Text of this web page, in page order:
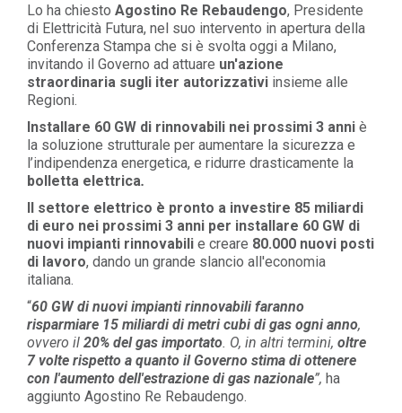
Lo ha chiesto Agostino Re Rebaudengo, Presidente
di Elettricità Futura, nel suo intervento in apertura della
Conferenza Stampa che si è svolta oggi a Milano,
invitando il Governo ad attuare un'azione
straordinaria sugli iter autorizzativi insieme alle
Regioni.
Installare 60 GW di rinnovabili nei prossimi 3 anni è
la soluzione strutturale per aumentare la sicurezza e
l’indipendenza energetica, e ridurre drasticamente la
bolletta elettrica.
Il settore elettrico è pronto a investire 85 miliardi
di euro nei prossimi 3 anni per installare 60 GW di
nuovi impianti rinnovabili e creare 80.000 nuovi posti
di lavoro, dando un grande slancio all'economia
italiana.
“60 GW di nuovi impianti rinnovabili faranno
risparmiare 15 miliardi di metri cubi di gas ogni anno,
ovvero il 20% del gas importato. O, in altri termini, oltre
7 volte rispetto a quanto il Governo stima di ottenere
con l'aumento dell'estrazione di gas nazionale”, ha
aggiunto Agostino Re Rebaudengo.